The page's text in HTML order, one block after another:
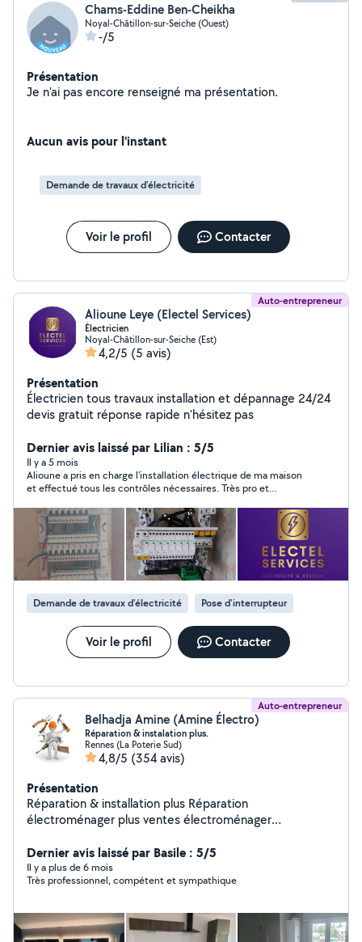
Chams-Eddine Ben-Cheikha
Noyal-Châtillon-sur-Seiche (Ouest)
-/5
Présentation
Je n'ai pas encore renseigné ma présentation.
Aucun avis pour l'instant
Demande de travaux d’électricité
Voir le profil Contacter
Auto-entrepreneur
Alioune Leye (Electel Services)
Électricien
Noyal-Châtillon-sur-Seiche (Est)
4,2/5 (5 avis)
Présentation
Électricien tous travaux installation et dépannage 24/24
devis gratuit réponse rapide n'hésitez pas
Dernier avis laissé par Lilian : 5/5
Il y a 5 mois
Alioune a pris en charge l'installation électrique de ma maison
et effectué tous les contrôles nécessaires. Très pro et
recommander
Demande de travaux d’électricité Pose d'interrupteur
Voir le profil Contacter
Auto-entrepreneur
Belhadja Amine (Amine Électro)
Réparation & instalation plus.
Rennes (La Poterie Sud)
4,8/5 (354 avis)
Présentation
Réparation & installation plus Réparation
électroménager plus ventes électroménager
instalation Montage meuble en kit Pose cuisine
Réparation serrure Électricité Réparation et instalation
pompe à chaleur (clim) instalation télévision,tringle à
électrique N'hésite pas. Zero.six .zero. deux. vigne
.quatre. soixante .un .dix .sept.
Dernier avis laissé par Basile : 5/5
Il y a plus de 6 mois
Très professionnel, compétent et sympathique